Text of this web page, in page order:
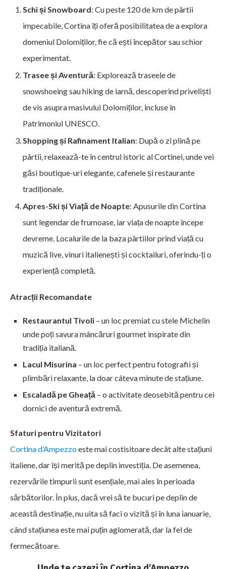
Schi și Snowboard: Cu peste 120 de km de pârtii
impecabile, Cortina îți oferă posibilitatea de a explora
domeniul Dolomiților, fie că ești începător sau schior
experimentat.
Trasee și Aventură: Explorează traseele de
snowshoeing sau hiking de iarnă, descoperind priveliști
de vis asupra masivului Dolomiților, incluse în
Patrimoniul UNESCO.
Shopping și Rafinament Italian: După o zi plină pe
pârtii, relaxează-te în centrul istoric al Cortinei, unde vei
găsi boutique-uri elegante, cafenele și restaurante
tradiționale.
Apres-Ski și Viață de Noapte: Apusurile din Cortina
sunt legendar de frumoase, iar viața de noapte începe
devreme. Localurile de la baza pârtiilor prind viață cu
muzică live, vinuri italienești și cocktailuri, oferindu-ți o
experiență completă.
Atracții Recomandate
Restaurantul Tivoli – un loc premiat cu stele Michelin
unde poți savura mâncăruri gourmet inspirate din
tradiția italiană.
Lacul Misurina – un loc perfect pentru fotografii și
plimbări relaxante, la doar câteva minute de stațiune.
Escaladă pe Gheață – o activitate deosebită pentru cei
dornici de aventură extremă.
Sfaturi pentru Vizitatori
Cortina d’Ampezzoeste mai costisitoare decât alte stațiuni
italiene, dar își merită pe deplin investiția. De asemenea,
rezervările timpurii sunt esențiale, mai ales în perioada
sărbătorilor. În plus, dacă vrei să te bucuri pe deplin de
această destinație, nu uita să faci o vizită și în luna ianuarie,
când stațiunea este mai puțin aglomerată, dar la fel de
fermecătoare.